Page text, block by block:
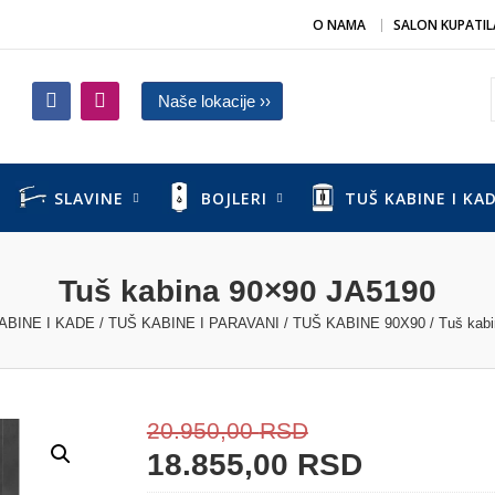
O NAMA SALON
Naše lokacije ››
SLAVINE BOJLERI TUŠ KABINE I
Tuš kabina 90×90 JA5190
I KADE / TUŠ KABINE I PARAVANI / TUŠ KABINE 90X90 / Tuš
20.950,00RSD
18.855,00 RSD